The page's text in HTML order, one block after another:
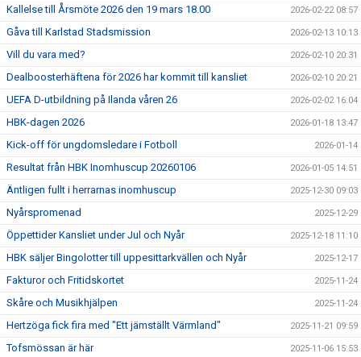
Kallelse till Årsmöte 2026 den 19 mars 18.00 2026-02-22 08:57
Gåva till Karlstad Stadsmission 2026-02-13 10:13
Vill du vara med? 2026-02-10 20:31
Dealboosterhäftena för 2026 har kommit till kansliet 2026-02-10 20:21
UEFA D-utbildning på Ilanda våren 26 2026-02-02 16:04
HBK-dagen 2026 2026-01-18 13:47
Kick-off för ungdomsledare i Fotboll 2026-01-14
Resultat från HBK Inomhuscup 20260106 2026-01-05 14:51
Äntligen fullt i herrarnas inomhuscup 2025-12-30 09:03
Nyårspromenad 2025-12-29
Öppettider Kansliet under Jul och Nyår 2025-12-18 11:10
HBK säljer Bingolotter till uppesittarkvällen och Nyår 2025-12-17
Fakturor och Fritidskortet 2025-11-24
Skåre och Musikhjälpen 2025-11-24
Hertzöga fick fira med "Ett jämställt Värmland" 2025-11-21 09:59
Tofsmössan är här 2025-11-06 15:53